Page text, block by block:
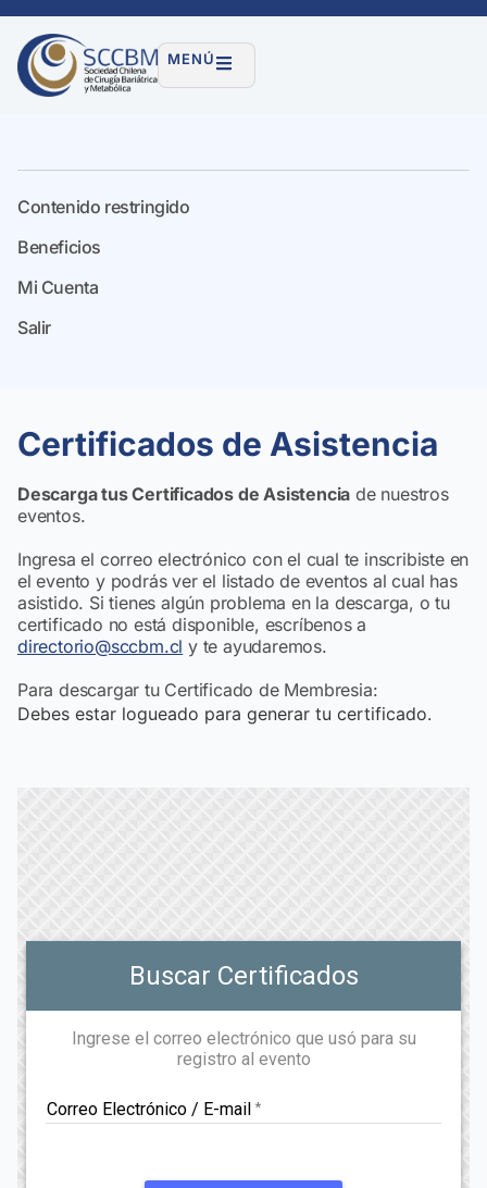
MENÚ
Contenido restringido
Beneficios
Mi Cuenta
Salir
Certificados de Asistencia
Descarga tus Certificados de Asistencia de nuestros
eventos.
Ingresa el correo electrónico con el cual te inscribiste en
el evento y podrás ver el listado de eventos al cual has
asistido. Si tienes algún problema en la descarga, o tu
certificado no está disponible, escríbenos a
directorio@sccbm.cl y te ayudaremos.
Para descargar tu Certificado de Membresia:
Debes estar logueado para generar tu certificado.